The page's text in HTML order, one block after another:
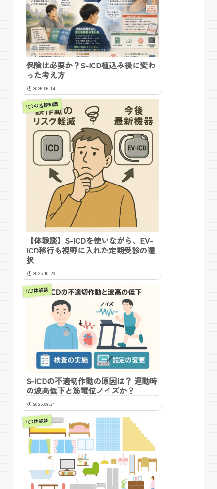
保険は必要か？S-ICD植込み後に変わ
った考え方
2026.06.14
ICDの基礎知識
【体験談】S-ICDを使いながら、EV-
ICD移行も視野に入れた定期受診の選
択
2025.10.26
ICD体験談
S-ICDの不適切作動の原因は？ 運動時
の波高低下と筋電位ノイズか？
2025.08.31
ICD体験談